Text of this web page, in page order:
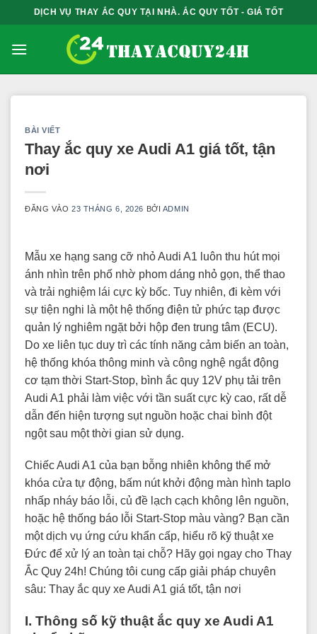
qua
nội
DỊCH VỤ THAY ẮC QUY TẠI NHÀ. ẮC QUY TỐT - GIÁ TỐT
BÀI VIẾT
Thay ắc quy xe Audi A1 giá tốt, tận
nơi
ĐĂNG VÀO23 THÁNG 6, 2026 BỞI ADMIN
Mẫu xe hạng sang cỡ nhỏ Audi A1 luôn thu hút mọi
ánh nhìn trên phố nhờ phom dáng nhỏ gọn, thể thao
và trải nghiệm lái cực kỳ bốc. Tuy nhiên, đi kèm với
sự tiện nghi là một hệ thống điện tử phức tạp được
quản lý nghiêm ngặt bởi hộp đen trung tâm (ECU).
Do xe liên tục duy trì các tính năng cảm biến an toàn,
hệ thống khóa thông minh và công nghệ ngắt động
cơ tạm thời Start-Stop, bình ắc quy 12V phụ tải trên
Audi A1 phải làm việc với tần suất cực kỳ cao, rất dễ
dẫn đến hiện tượng sụt nguồn hoặc chai bình đột
ngột sau một thời gian sử dụng.
Chiếc Audi A1 của bạn bỗng nhiên không thể mở
khóa cửa tự động, bấm nút khởi động màn hình taplo
nhấp nháy báo lỗi, củ đề lạch cạch không lên nguồn,
hoặc hệ thống báo lỗi Start-Stop màu vàng? Bạn cần
một dịch vụ ứng cứu khẩn cấp, hiểu rõ kỹ thuật xe
Đức để xử lý an toàn tại chỗ? Hãy gọi ngay cho Thay
Ắc Quy 24h! Chúng tôi cung cấp giải pháp chuyên
sâu: Thay ắc quy xe Audi A1 giá tốt, tận nơi
I. Thông số kỹ thuật ắc quy xe Audi A1